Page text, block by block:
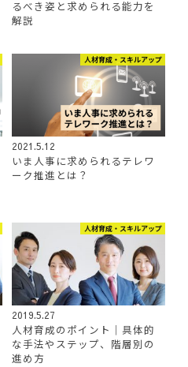
るべき姿と求められる能力を
解説
人材育成・スキルアップ
2021.5.12
いま人事に求められるテレワ
ーク推進とは？
人材育成・スキルアップ
2019.5.27
人材育成のポイント｜具体的
な手法やステップ、階層別の
進め方